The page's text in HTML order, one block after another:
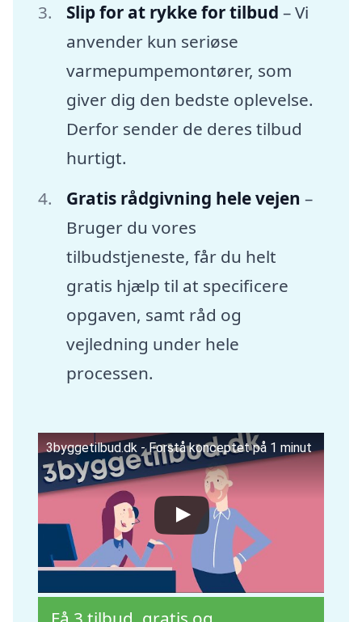
Slip for at rykke for tilbud – Vi
anvender kun seriøse
varmepumpemontører, som
giver dig den bedste oplevelse.
Derfor sender de deres tilbud
hurtigt.
Gratis rådgivning hele vejen –
Bruger du vores
tilbudstjeneste, får du helt
gratis hjælp til at specificere
opgaven, samt råd og
vejledning under hele
processen.
3byggetilbud.dk - Forstå konceptet på 1 minut